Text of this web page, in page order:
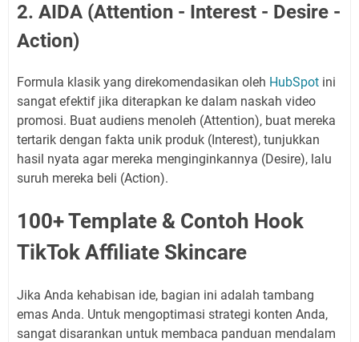
2. AIDA (Attention - Interest - Desire -
Action)
Formula klasik yang direkomendasikan oleh HubSpot ini
sangat efektif jika diterapkan ke dalam naskah video
promosi. Buat audiens menoleh (Attention), buat mereka
tertarik dengan fakta unik produk (Interest), tunjukkan
hasil nyata agar mereka menginginkannya (Desire), lalu
suruh mereka beli (Action).
100+ Template & Contoh Hook
TikTok Affiliate Skincare
Jika Anda kehabisan ide, bagian ini adalah tambang
emas Anda. Untuk mengoptimasi strategi konten Anda,
sangat disarankan untuk membaca panduan mendalam